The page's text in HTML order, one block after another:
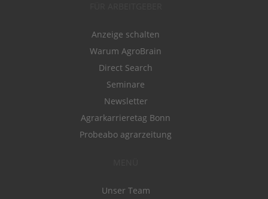
Anzeige schalten
Warum AgroBrain
Direct Search
Seminare
Newsletter
Agrarkarrieretag Bonn
Probeabo agrarzeitung
Unser Team